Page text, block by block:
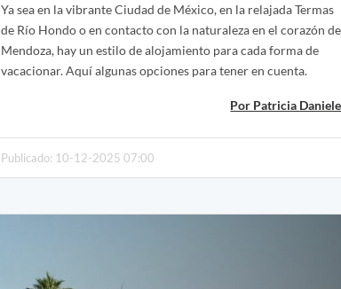
Ya sea en la vibrante Ciudad de México, en la relajada Termas
de Río Hondo o en contacto con la naturaleza en el corazón de
Mendoza, hay un estilo de alojamiento para cada forma de
vacacionar. Aquí algunas opciones para tener en cuenta.
Por Patricia Daniele
Publicado: 10-12-2025 07:00